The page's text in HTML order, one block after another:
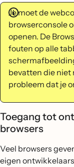
Je moet de
browserconsole
openen. De
fouten op alle
bevatten die niet
probleem dat je
Toegang tot
browsers
Veel browsers
eigen